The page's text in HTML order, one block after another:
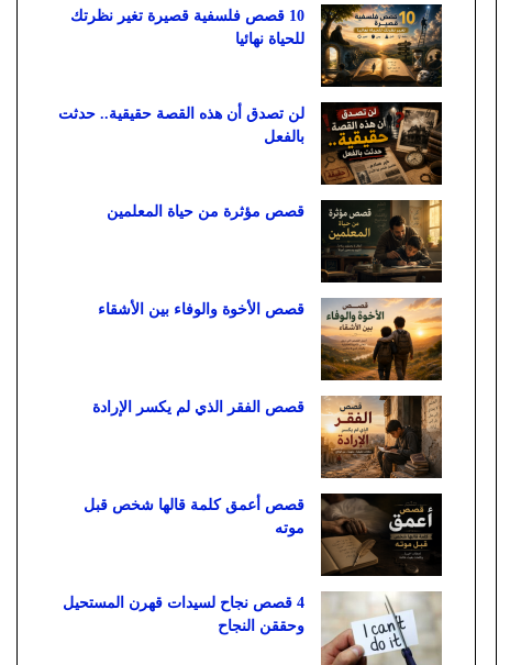
10 قصص فلسفية قصيرة تغير نظرتك
للحياة نهائيا
لن تصدق أن هذه القصة حقيقية.. حدثت
بالفعل
قصص مؤثرة من حياة المعلمين
قصص الأخوة والوفاء بين الأشقاء
قصص الفقر الذي لم يكسر الإرادة
قصص أعمق كلمة قالها شخص قبل
موته
4 قصص نجاح لسيدات قهرن المستحيل
وحققن النجاح